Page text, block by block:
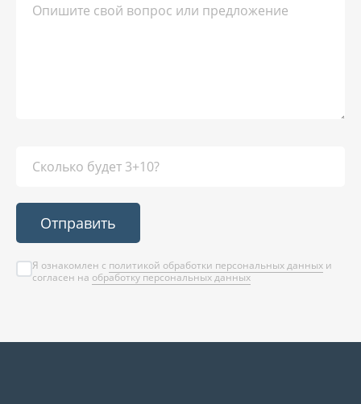
Отправить
Я ознакомлен с политикой обработки персональных данных и
согласен на обработку персональных данных